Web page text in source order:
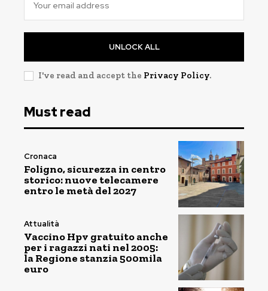
UNLOCK ALL
I've read and accept the Privacy Policy.
Must read
Cronaca
Foligno, sicurezza in centro
storico: nuove telecamere
entro le metà del 2027
Attualità
Vaccino Hpv gratuito anche
per i ragazzi nati nel 2005:
la Regione stanzia 500mila
euro